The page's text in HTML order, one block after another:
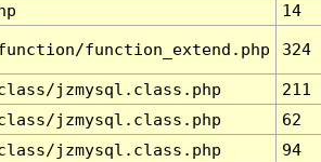
14
function_extend.php 324
jzmysql.class.php
211
jzmysql.class.php
62
jzmysql.class.php
94